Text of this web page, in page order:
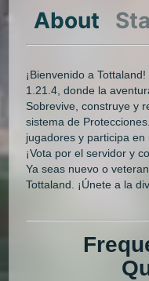
About
¡Bienvenido a
1.21.4, donde la
Sobrevive, construye y
sistema de
jugadores y participa en
¡Vota por el servidor y
Ya seas nuevo o
Tottaland. ¡Únete a la